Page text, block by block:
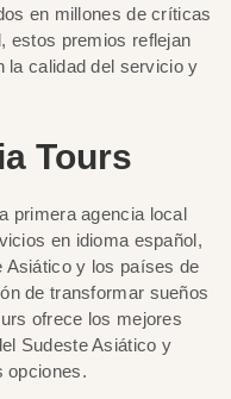
en millones de críticas
estos premios reflejan
la calidad del servicio y
Tours
primera agencia local
en idioma español,
Asiático y los países de
de transformar sueños
ofrece los mejores
Sudeste Asiático y
opciones.